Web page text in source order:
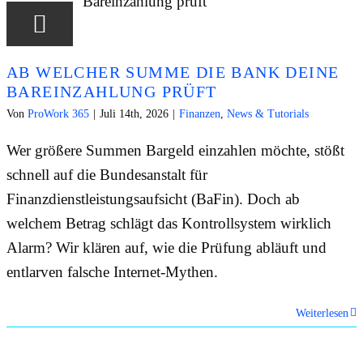
AB WELCHER SUMME DIE BANK DEINE
BAREINZAHLUNG PRÜFT
Von ProWork 365 Juli 14th, 2026 Finanzen News & Tutorials
Wer größere Summen Bargeld einzahlen möchte, stößt
schnell auf die Bundesanstalt für
Finanzdienstleistungsaufsicht (BaFin). Doch ab
welchem Betrag schlägt das Kontrollsystem wirklich
Alarm? Wir klären auf, wie die Prüfung abläuft und
entlarven falsche Internet-Mythen.
Weiterlesen